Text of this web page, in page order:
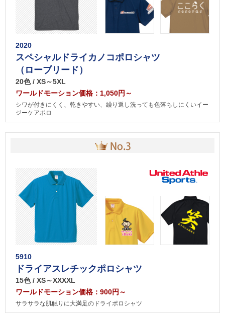
2020
スペシャルドライカノコポロシャツ
（ローブリード）
20色 / XS～5XL
ワールドモーション価格：1,050円～
シワが付きにくく、乾きやすい、繰り返し洗っても色落ちしにくいイー
ジーケアポロ
5910
ドライアスレチックポロシャツ
15色 / XS～XXXXL
ワールドモーション価格：900円～
サラサラな肌触りに大満足のドライポロシャツ